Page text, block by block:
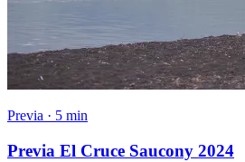
Previa · 5 min
Previa El Cruce Saucony 2024